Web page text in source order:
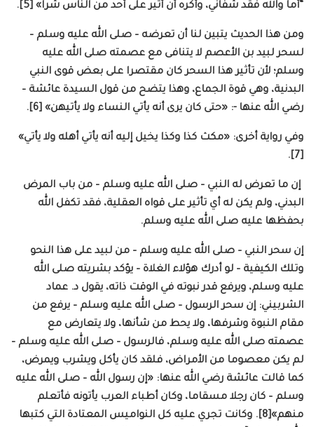
“أما والله فقد شفاني، وأكره أن أثير على أحد من الناس شرا» [5].
ومن هذا الحديث يتبين لنا أن تعرضه – صلى الله عليه وسلم –
لسحر لبيد بن الأعصم لا يتنافى مع عصمته صلى الله عليه
وسلم؛ لأن تأثير هذا السحر كان مقتصرا على بعض قوى النبي
البدنية، وهي قوة الجماع، وهذا يتضح من قول السيدة عائشة –
رضي الله عنها -: «حتى كان يرى أنه يأتي النساء ولا يأتيهن» [6].
وفي رواية أخرى: «مكث كذا وكذا يخيل إليه أنه يأتي أهله ولا يأتي»
[7].
إن ما تعرض له النبي – صلى الله عليه وسلم – من باب المرض
البدني، ولم يكن له أي تأثير على قواه العقلية، فقد تكفل الله
بحفظها عليه صلى الله عليه وسلم.
إن سحر النبي – صلى الله عليه وسلم – من لبيد على هذا النحو
وتلك الكيفية – لو أدرك هؤلاء الغلاة – يؤكد بشريته صلى الله
عليه وسلم، ويرفع قدر نبوته في الوقت ذاته، يقول د. عماد
الشربيني: إن سحر الرسول – صلى الله عليه وسلم – يرفع من
مقام النبوة وشرفها، ولا يحط من شأنها، ولا يتعارض مع
عصمته صلى الله عليه وسلم، فالرسول – صلى الله عليه وسلم –
لم يكن معصوما من الأمراض، فلقد كان يأكل ويشرب ويمرض،
كما قالت عائشة رضي الله عنها: «إن رسول الله – صلى الله عليه
وسلم – كان رجلا مسقاما، وكان أطباء العرب يأتونه فأتعلم
منهم»[8]. وكانت تجري عليه كل النواميس المعتادة التي كتبها